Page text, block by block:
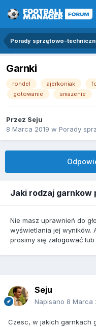
Porady sprzętowo-
Garnki
rondel ajerkoniak
gotowanie
smazenie
Przez Seju
8 Marca 2019 w Porady
Jaki rodzaj garnkow
Nie masz uprawnień do
wyświetlania jej wyników.
prosimy się zalogować lub
Seju
Napisano 8 Marca
Czesc, w jakich garnkach